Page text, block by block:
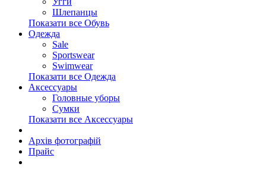
Шлепанцы
Показати все Обувь
Одежда
Sale
Sportswear
Swimwear
Показати все Одежда
Аксессуары
Головные уборы
Сумки
Показати все Аксессуары
Архів фотографій
Прайс